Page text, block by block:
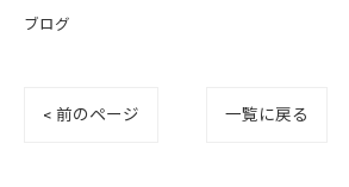
ブログ
< 前のページ 一覧に戻る